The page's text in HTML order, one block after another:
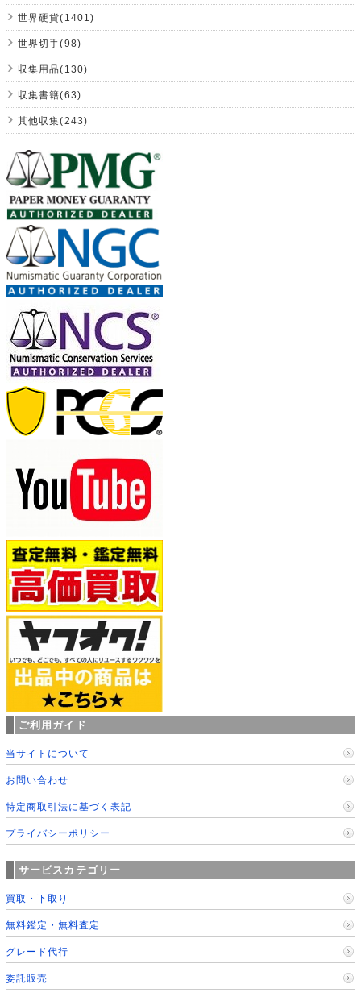
世界硬貨(1401)
世界切手(98)
収集用品(130)
収集書籍(63)
其他収集(243)
ご利用ガイド
当サイトについて
お問い合わせ
特定商取引法に基づく表記
プライバシーポリシー
サービスカテゴリー
買取・下取り
無料鑑定・無料査定
グレード代行
委託販売